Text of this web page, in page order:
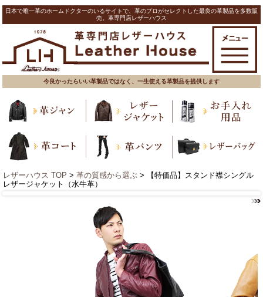
日本で唯一革のホームドクターのいるサイトで、革のプロがセレクトした最良の革製品を多数販
売。革専門店レザーハウス
今良かったらいい革製品ではなく、一生使える革製品を提供します
レザーハウス TOP > 革の質感から選ぶ > 【特価品】スタンド襟シングル
レザージャケット（水牛革）